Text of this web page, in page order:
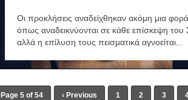
Οι προκλήσεις αναδείχθηκαν ακόμη μια φορά
όπως αναδεικνύονται σε κάθε επίσκεψη
αλλά η επίλυση τους πεισματικά αγνοείται,...
Page 5 of 54 ‹ Previous 1 2 3